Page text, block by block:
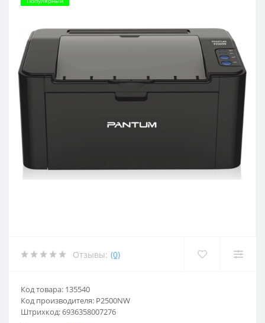
Отзывы: (0)
Код товара: 135540
Код производителя: P2500NW
Штрихкод: 6936358007276